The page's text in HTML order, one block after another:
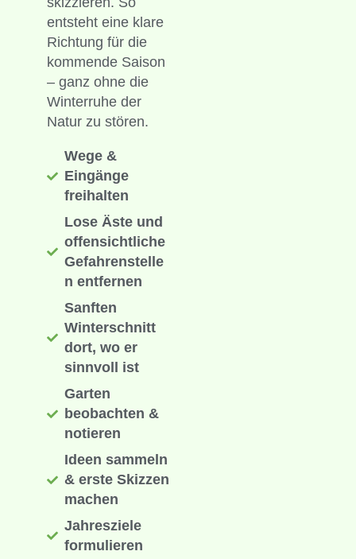
entsteht eine klare
Richtung für die
kommende Saison
– ganz ohne die
Winterruhe der
Natur zu stören.
Wege &
Eingänge
freihalten
Lose Äste und
offensichtliche
Gefahrenstelle
n entfernen
Sanften
Winterschnitt
dort, wo er
sinnvoll ist
Garten
beobachten &
notieren
Ideen sammeln
& erste Skizzen
machen
Jahresziele
formulieren